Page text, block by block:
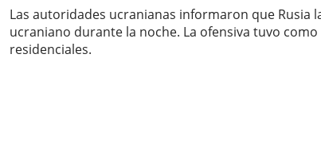
Las autoridades ucranianas informaron que
ucraniano durante la noche. La ofensiva tuvo
residenciales.